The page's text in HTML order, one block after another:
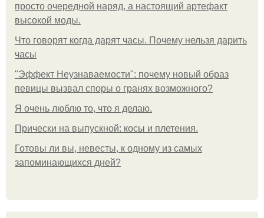
просто очередной наряд, а настоящий артефакт
высокой моды.
Что говорят когда дарят часы. Почему нельзя дарить
часы
"Эффект Неузнаваемости": почему новый образ
певицы вызвал споры о гранях возможного?
Я очень люблю то, что я делаю.
Прически на выпускной: косы и плетения.
Готовы ли вы, невесты, к одному из самых
запоминающихся дней?